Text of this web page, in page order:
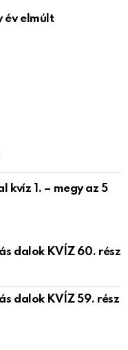
év elmúlt
kvíz 1. – megy az 5
dalok KVÍZ 60. rész
dalok KVÍZ 59. rész